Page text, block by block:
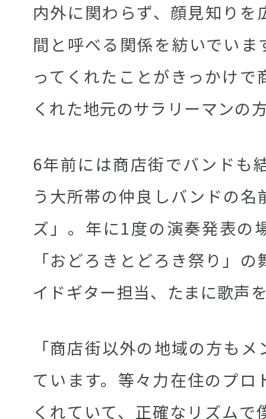
内外に関わらず、顔見知りを
間と呼べる関係を紡いでいま
ってくれたことがきっかけ
くれた地元のサラリーマンの
6年前には商店街でバンドも
う大所帯の仲良しバンドの
ズ」。年に1度の演奏発表の
「おどろきとどろき祭り」
イドギター担当、たまに歌声
「商店街以外の地域の方も
ています。等々力在住のプロ
くれていて、正確なリズム